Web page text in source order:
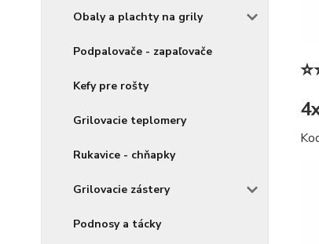
Obaly a plachty na grily
Podpalovače - zapaľovače
Kefy pre rošty
Grilovacie teplomery
Rukavice - chňapky
Grilovacie zástery
Podnosy a tácky